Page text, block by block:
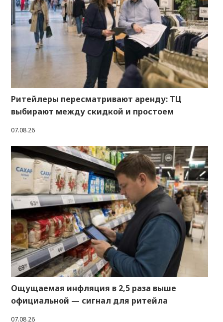
Ритейлеры пересматривают аренду: ТЦ
выбирают между скидкой и простоем
07.08.26
Ощущаемая инфляция в 2,5 раза выше
официальной — сигнал для ритейла
07.08.26